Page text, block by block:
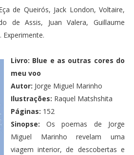
de Queirós, Jack London, Voltaire,
de Assis, Juan Valera, Guillaume
Experimente.
Livro: Blue e as outras cores do
meu voo
Autor: Jorge Miguel Marinho
Ilustrações: Raquel Matshshita
Páginas: 152
Sinopse: Os poemas de Jorge
Miguel Marinho revelam uma
viagem interior, de descobertas e